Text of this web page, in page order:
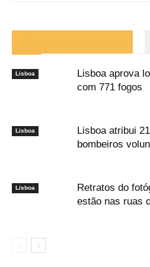
Lisboa
Lisboa aprova
com 771 fogos
Lisboa
Lisboa atribui
bombeiros
Lisboa
Retratos do
estão nas ruas